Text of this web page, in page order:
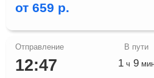
от 659 р.
12:47 1ч 9